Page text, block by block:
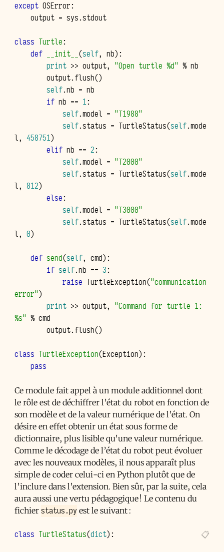
except OSError:
output = sys.stdout
class Turtle:
def
__init__ (self, nb):
print >> output, "Open turtle %d" % nb
output.flush()
self.nb = nb
if nb == 1:
self.model = "T1988"
self.status = TurtleStatus(self.mode
l, 458751)
elif nb == 2:
self.model = "T2000"
self.status = TurtleStatus(self.mode
l, 812)
else:
self.model = "T3000"
self.status = TurtleStatus(self.mode
l, 0)
def send(self, cmd):
if self.nb == 3:
raise TurtleException("communication
error")
print >> output, "Command for turtle 1:
%s" % cmd
output.flush()
class TurtleException(Exception):
pass
Ce module fait appel à un module additionnel dont
le rôle est de déchiffrer l’état du robot en fonction de
son modèle et de la valeur numérique de l’état. On
désire en effet obtenir un état sous forme de
dictionnaire, plus lisible qu’une valeur numérique.
Comme le décodage de l’état du robot peut évoluer
avec les nouveaux modèles, il nous apparaît plus
simple de coder celui-ci en Python plutôt que de
l’inclure dans l’extension. Bien sûr, par la suite, cela
aura aussi une vertu pédagogique ! Le contenu du
fichier status.py est le suivant :
class TurtleStatus(dict):